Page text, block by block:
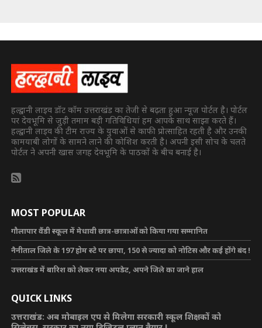
हल्द्वानी लाइव डॉट कॉम उत्तराखंड का तेजी से बढ़ता हुआ न्यूज पोर्टल है। पोर्टल
पर देवभूमि से जुड़ी तमाम बड़ी गतिविधियां हम आपके साथ साझा करते हैं।
हल्द्वानी लाइव की टीम राज्य के युवाओं से काफी प्रोत्साहित रहती है और उनकी
कामयाबी लोगों के सामने लाने की कोशिश करती है। अपनी इसी सोच के चलते
पोर्टल ने अपनी खास जगह देवभूमि के पाठकों के बीच बनाई है।
MOST POPULAR
गौलापार वैंडी स्कूल में मेधावी छात्र-छात्राओं को किया गया सम्मानित
नैनीताल जिले के 197 होम स्टे पर छापा, 150 से ज्यादा को नोटिस और कई होंगे बंद !
उत्तराखंड में बारिश को लेकर नया अपडेट, अपने जिले का जाने हाल
QUICK LINKS
उत्तराखंड: अब मोबाइल एप से मिलेगा सरकारी स्कूल शिक्षकों को